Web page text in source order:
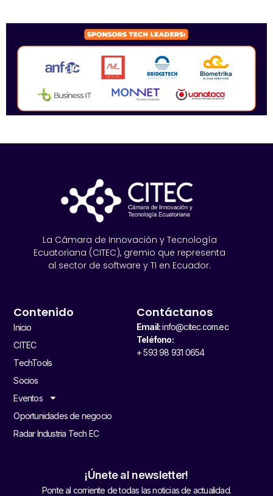
La Cámara de Innovación y Tecnología
Ecuatoriana (CITEC), gremio que representa
al sector de software y TI en Ecuador.
Contenido
Inicio
CITEC
TechTools
Socios
Eventos
Oportunidades de negocio
Radar Industria Tech EC
Contáctanos
Email:info@citec.com.ec
Teléfono:
+ 593 98 931 0654
¡Únete al newsletter!
Ponte al corriente de todas las noticias de actualidad.